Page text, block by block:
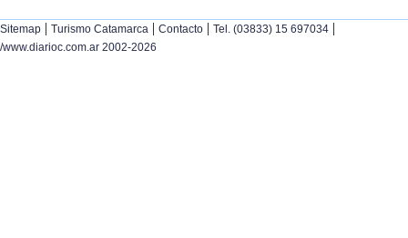
Sitemap | Turismo Catamarca | Contacto | Tel. (03833) 15 697034 |
/www.diarioc.com.ar 2002-2026